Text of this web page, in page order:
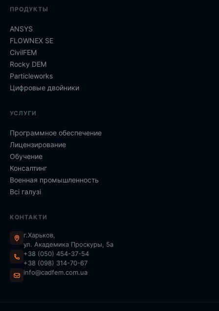
ПРОДУКТЫ
ANSYS
FLOWNEX SE
CivilFEM
Rocky DEM
Particleworks
Цифровые двойники
УСЛУГИ
Программное обеспечение
Лицензирование
Обучение
Консалтинг
Военная промышленность
Всі галузі
КОНТАКТИ
г.Харьков,
ул. Академика Проскуры, 5а
+38 (050) 454-37-54
+38 (098) 314-70-67
info@cadfem.com.ua